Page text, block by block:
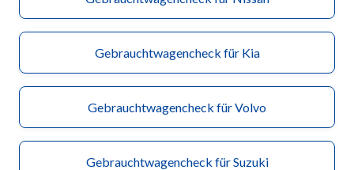
Gebrauchtwagencheck für Kia
Gebrauchtwagencheck für Volvo
Gebrauchtwagencheck für Suzuki